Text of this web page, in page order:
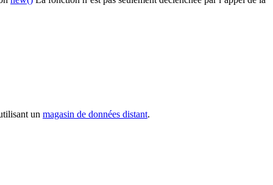
un magasin de données distant.